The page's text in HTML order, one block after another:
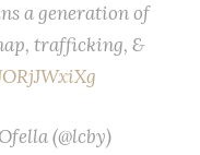
a generation of
trafficking, &
(@lcby)